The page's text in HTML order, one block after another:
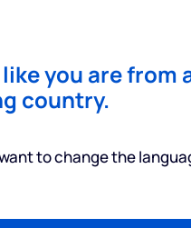
you are from
country.
to change the